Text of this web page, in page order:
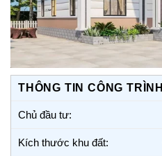
THÔNG TIN CÔNG TRÌNH
Chủ đầu tư:
Kích thước khu đất: